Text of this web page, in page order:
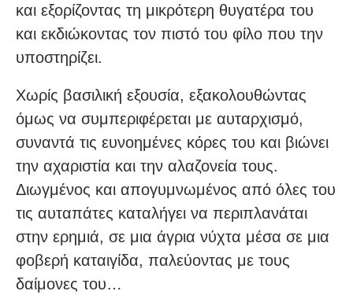
και εξορίζοντας τη μικρότερη θυγατέρα του
και εκδιώκοντας τον πιστό του φίλο που την
υποστηρίζει.
Χωρίς βασιλική εξουσία, εξακολουθώντας
όμως να συμπεριφέρεται με αυταρχισμό,
συναντά τις ευνοημένες κόρες του και βιώνει
την αχαριστία και την αλαζονεία τους.
Διωγμένος και απογυμνωμένος από όλες του
τις αυταπάτες καταλήγει να περιπλανάται
στην ερημιά, σε μια άγρια νύχτα μέσα σε μια
φοβερή καταιγίδα, παλεύοντας με τους
δαίμονες του…